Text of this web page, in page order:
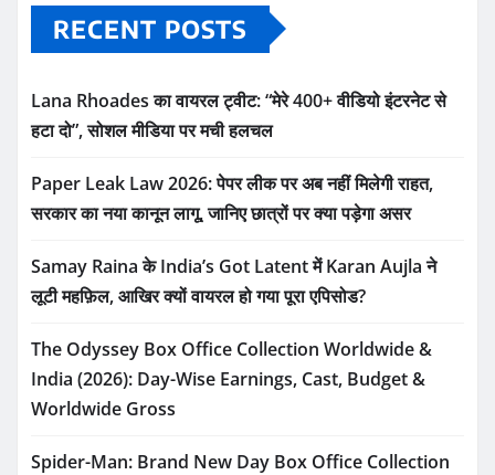
RECENT POSTS
Lana Rhoades का वायरल ट्वीट: “मेरे 400+ वीडियो इंटरनेट से
हटा दो”, सोशल मीडिया पर मची हलचल
Paper Leak Law 2026: पेपर लीक पर अब नहीं मिलेगी राहत,
सरकार का नया कानून लागू, जानिए छात्रों पर क्या पड़ेगा असर
Samay Raina के India’s Got Latent में Karan Aujla ने
लूटी महफ़िल, आखिर क्यों वायरल हो गया पूरा एपिसोड?
The Odyssey Box Office Collection Worldwide &
India (2026): Day-Wise Earnings, Cast, Budget &
Worldwide Gross
Spider-Man: Brand New Day Box Office Collection